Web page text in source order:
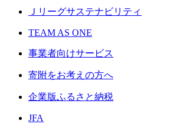
Ｊリーグサステナビリティ
TEAM AS ONE
事業者向けサービス
寄附をお考えの方へ
企業版ふるさと納税
JFA